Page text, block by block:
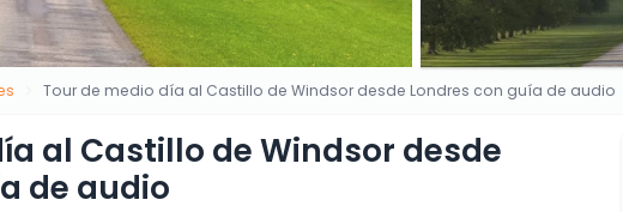
Tour de medio día al Castillo de Windsor desde Londres con guía de audio
al Castillo de Windsor desde
de audio